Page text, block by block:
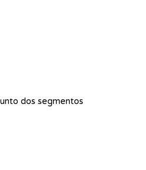
dos segmentos